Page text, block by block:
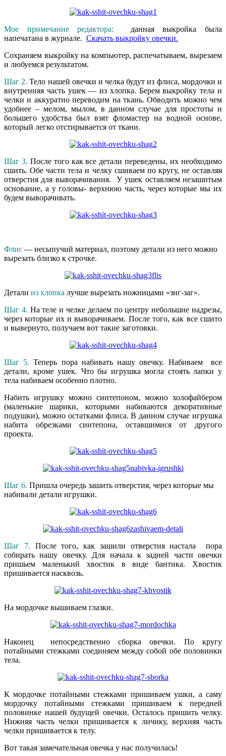
Мое примечание редактора: данная выкройка была
напечатана в журнале. Скачать выкройку овечки.
Сохраняем выкройку на компьютер, распечатываем, вырезаем
и любуемся результатом.
Шаг 2.Тело нашей овечки и челка будут из флиса, мордочки и
внутренняя часть ушек — из хлопка. Берем выкройку тела и
челки и аккуратно переводим на ткань. Обводить можно чем
удобнее – мелом, мылом, в данном случае для простоты и
большего удобства был взят фломастер на водной основе,
который легко отстирывается от ткани.
Шаг 3. После того как все детали переведены, их необходимо
сшить. Обе части тела и челку сшиваем по кругу, не оставляя
отверстия для выворачивания. У ушек оставляем незашитым
основание, а у головы- верхнюю часть, через которые мы их
будем выворачивать.
Флис — несыпучий материал, поэтому детали из него можно
вырезать близко к строчке.
Детали из хлопка лучше вырезать ножницами «зиг-заг».
Шаг 4. На теле и челке делаем по центру небольшие надрезы,
через которые их и выворачиваем. После того, как все сшито
и вывернуто, получаем вот такие заготовки.
Шаг 5. Теперь пора набивать нашу овечку. Набиваем все
детали, кроме ушек. Что бы игрушка могла стоять лапки у
тела набиваем особенно плотно.
Набить игрушку можно синтепоном, можно холофайбером
(маленькие шарики, которыми набиваются декоративные
подушки), можно остатками флиса. В данном случае игрушка
набита обрезками синтепона, оставшимися от другого
проекта.
Шаг 6. Пришла очередь зашить отверстия, через которые мы
набивали детали игрушки.
Шаг 7. После того, как зашили отверстия настала пора
собирать нашу овечку. Для начала к задней части овечки
пришьем маленький хвостик в виде бантика. Хвостик
пришивается насквозь.
На мордочке вышиваем глазки.
Наконец непосредственно сборка овечки. По кругу
потайными стежками соединяем между собой обе половинки
тела.
К мордочке потайными стежками пришиваем ушки, а саму
мордочку потайными стежками пришиваем к передней
половинке нашей будущей овечки. Осталось пришить челку.
Нижняя часть челки пришивается к личику, верхняя часть
челки пришивается к телу.
Вот такая замечательная овечка у нас получилась!